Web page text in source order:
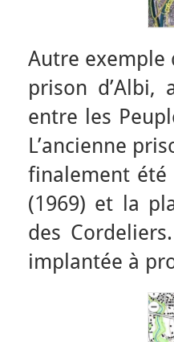
Autre exemple
prison d’Albi,
entre les
L’ancienne
finalement
(1969) et la
des
implantée à